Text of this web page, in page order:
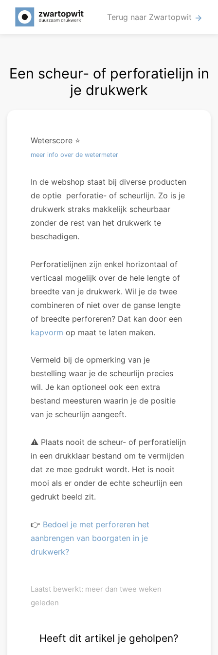
Terug naar Zwartopwit arrow_forward
Een scheur- of perforatielijn in
je drukwerk
Weterscore ⭐️
meer info over de wetermeter
In de webshop staat bij diverse producten
de optie perforatie- of scheurlijn. Zo is je
drukwerk straks makkelijk scheurbaar
zonder de rest van het drukwerk te
beschadigen.
Perforatielijnen zijn enkel horizontaal of
verticaal mogelijk over de hele lengte of
breedte van je drukwerk. Wil je de twee
combineren of niet over de ganse lengte
of breedte perforeren? Dat kan door een
kapvorm op maat te laten maken.
Vermeld bij de opmerking van je
bestelling waar je de scheurlijn precies
wil. Je kan optioneel ook een extra
bestand meesturen waarin je de positie
van je scheurlijn aangeeft.
⚠️ Plaats nooit de scheur- of perforatielijn
in een drukklaar bestand om te vermijden
dat ze mee gedrukt wordt. Het is nooit
mooi als er onder de echte scheurlijn een
gedrukt beeld zit.
👉 Bedoel je met perforeren het
aanbrengen van boorgaten in je
drukwerk?
Laatst bewerkt: meer dan twee weken
geleden
Heeft dit artikel je geholpen?